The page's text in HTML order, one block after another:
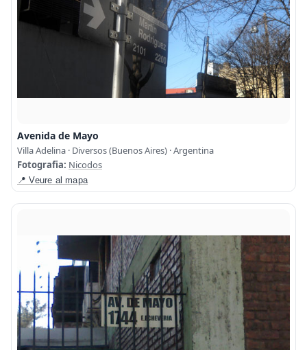
Avenida de Mayo
Villa Adelina · Diversos (Buenos Aires) · Argentina
Fotografia: Nicodos
📍 Veure al mapa